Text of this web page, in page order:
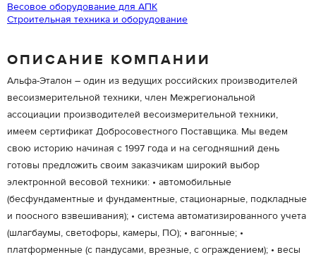
Весовое оборудование для АПК
Строительная техника и оборудование
ОПИСАНИЕ КОМПАНИИ
Альфа-Эталон – один из ведущих российских производителей
весоизмерительной техники, член Межрегиональной
ассоциации производителей весоизмерительной техники,
имеем сертификат Добросовестного Поставщика. Мы ведем
свою историю начиная с 1997 года и на сегодняшний день
готовы предложить своим заказчикам широкий выбор
электронной весовой техники: • автомобильные
(бесфундаментные и фундаментные, стационарные, подкладные
и поосного взвешивания); • система автоматизированного учета
(шлагбаумы, светофоры, камеры, ПО); • вагонные; •
платформенные (с пандусами, врезные, с ограждением); • весы